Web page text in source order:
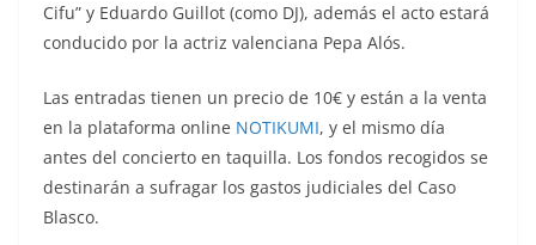
Cifu” y Eduardo Guillot (como DJ), además el acto estará
conducido por la actriz valenciana Pepa Alós.
Las entradas tienen un precio de 10€ y están a la venta
en la plataforma online NOTIKUMI, y el mismo día
antes del concierto en taquilla. Los fondos recogidos se
destinarán a sufragar los gastos judiciales del Caso
Blasco.